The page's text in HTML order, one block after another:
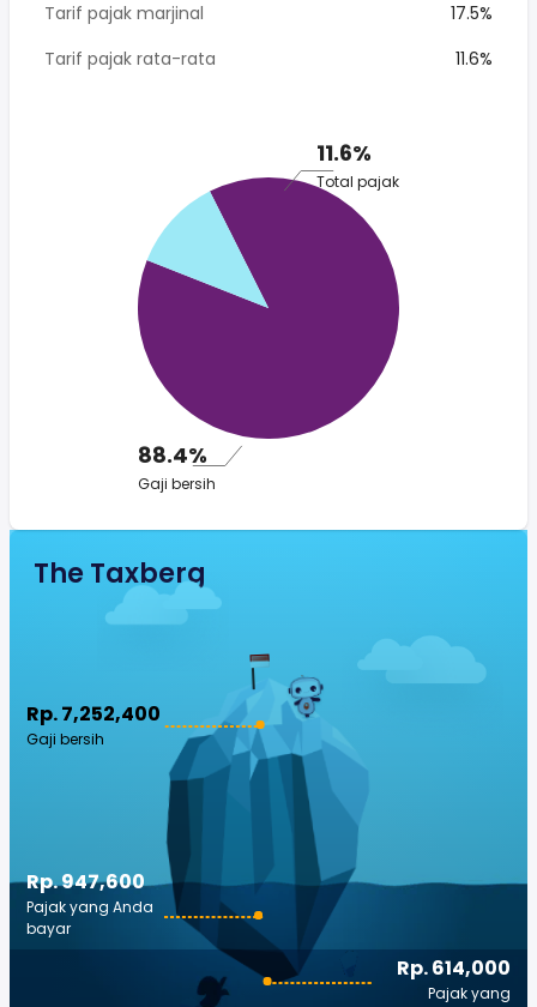
Tarif pajak marjinal
17.5%
Tarif pajak rata-rata
11.6%
11.6%
Total pajak
88.4%
Gaji bersih
The Taxberg
Rp. 7,252,400
Gaji bersih
Rp. 614,000
Pajak yang
Rp. 947,600
Pajak yang Anda
bayar